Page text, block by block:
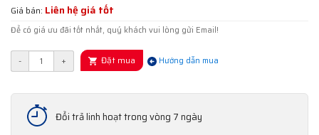
Giá bán: Liên hệ giá tốt
Để có giá ưu đãi tốt nhất, quý khách vui lòng gửi Email!
- + Đặt mua Hướng dẫn mua
Đổi trả linh hoạt trong vòng 7 ngày